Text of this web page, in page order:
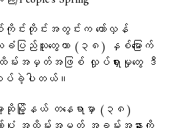
တိုင်းအတွင်းက တော်လှန်
ပြည်သူတွေဟာ (၃၈) နှစ်မြောက်
အထိမ်းအမှတ်အဖြစ် လှုပ်ရှားမှုတွေ ဒီ
ပ်ခဲ့ပါတယ်။
မြို့နယ် တနေရာမှာ (၃၈)